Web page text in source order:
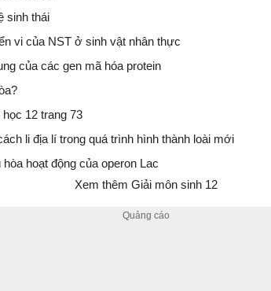
sinh thái
vi của NST ở sinh vật nhân thực
của các gen mã hóa protein
12 trang 73
li địa lí trong quá trình hình thành loài mới
hoạt động của operon Lac
Xem thêm Giải môn sinh 12